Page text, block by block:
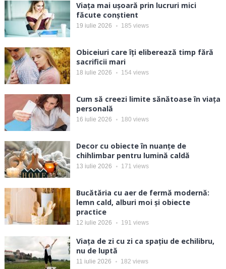
Viața mai ușoară prin lucruri mici
făcute conștient
19 iulie 2026 185 views
Obiceiuri care îți eliberează timp fără
sacrificii mari
18 iulie 2026 154 views
Cum să creezi limite sănătoase în viața
personală
16 iulie 2026 180 views
Decor cu obiecte în nuanțe de
chihlimbar pentru lumină caldă
13 iulie 2026 171 views
Bucătăria cu aer de fermă modernă:
lemn cald, alburi moi și obiecte
practice
12 iulie 2026 191 views
Viața de zi cu zi ca spațiu de echilibru,
nu de luptă
11 iulie 2026 182 views